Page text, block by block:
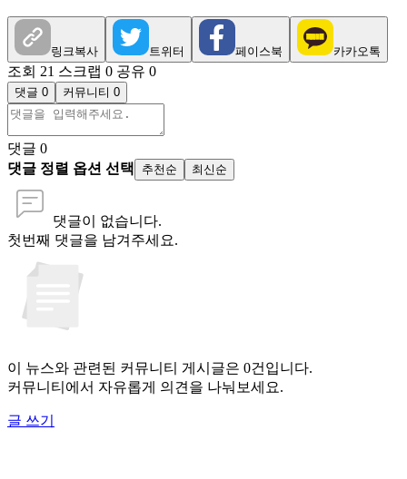
링크복사 트위터 페이스북 카카오톡
조회 21 스크랩 0 공유 0
댓글 0 커뮤니티 0
댓글 0
댓글 정렬 옵션 선택
추천순 최신순
댓글이 없습니다.
첫번째 댓글을 남겨주세요.
이 뉴스와 관련된 커뮤니티 게시글은 0건입니다.
커뮤니티에서 자유롭게 의견을 나눠보세요.
글 쓰기